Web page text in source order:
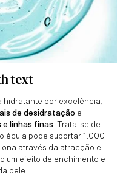
text
hidratante por excelência,
de desidratação e
e linhas finas. Trata-se de
pode suportar 1.000
através da atracção e
um efeito de enchimento e
pele.